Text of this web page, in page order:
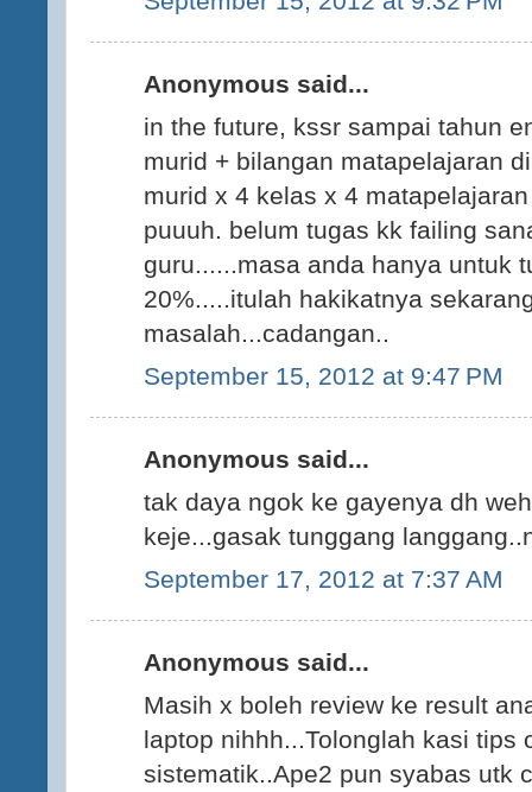
Anonymous said...
in the future, kssr sampai tahun
murid + bilangan matapelajaran
murid x 4 kelas x 4
puuuh. belum tugas kk failing
guru......masa anda hanya untuk
20%.....itulah hakikatnya
masalah...cadangan..
September 15, 2012 at 9:47 PM
Anonymous said...
tak daya ngok ke gayenya dh
keje...gasak tunggang
September 17, 2012 at 7:37 AM
Anonymous said...
Masih x boleh review ke result
laptop nihhh...Tolonglah kasi tips
sistematik..Ape2 pun syabas utk